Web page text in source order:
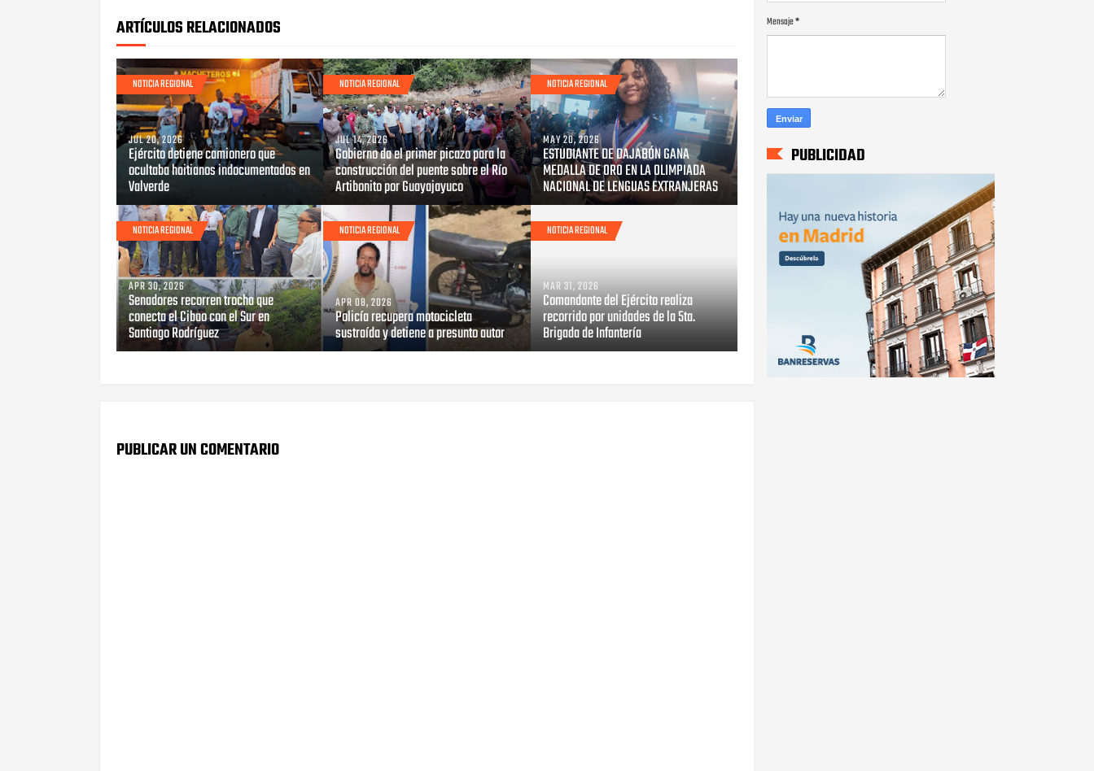
ARTÍCULOS RELACIONADOS
NOTICIA REGIONAL
JUL 20, 2026
Ejército detiene camionero que
ocultaba haitianos indocumentados en
Valverde
NOTICIA REGIONAL
JUL 14, 2026
Gobierno da el primer picazo para la
construcción del puente sobre el Río
Artibonito por Guayajayuco
NOTICIA REGIONAL
MAY 20, 2026
ESTUDIANTE DE DAJABÓN GANA
MEDALLA DE ORO EN LA OLIMPIADA
NACIONAL DE LENGUAS EXTRANJERAS
NOTICIA REGIONAL
APR 30, 2026
Senadores recorren trocha que
conecta el Cibao con el Sur en
Santiago Rodríguez
NOTICIA REGIONAL
APR 08, 2026
Policía recupera motocicleta
sustraída y detiene a presunto autor
NOTICIA REGIONAL
MAR 31, 2026
Comandante del Ejército realiza
recorrido por unidades de la 5ta.
Brigada de Infantería
PUBLICAR UN COMENTARIO
Mensaje*
PUBLICIDAD